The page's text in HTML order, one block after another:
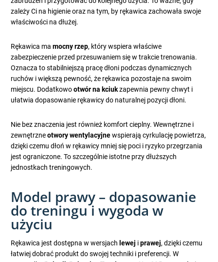
zależy Ci na higienie oraz na tym, by rękawica zachowała swoje
właściwości na dłużej.
Rękawica mamocny rzep, który wspiera właściwe
zabezpieczenie przed przesuwaniem się w trakcie trenowania.
Oznacza to stabilniejszą pracę dłoni podczas dynamicznych
ruchów i większą pewność, że rękawica pozostaje na swoim
miejscu. Dodatkowootwór na kciukzapewnia pewny chwyt i
ułatwia dopasowanie rękawicy do naturalnej pozycji dłoni.
Nie bez znaczenia jest również komfort cieplny. Wewnętrzne i
zewnętrzneotwory wentylacyjnewspierają cyrkulację powietrza,
dzięki czemu dłoń w rękawicy mniej się poci i ryzyko przegrzania
jest ograniczone. To szczególnie istotne przy dłuższych
jednostkach treningowych.
Model prawy – dopasowanie
do treningu i wygoda w
użyciu
Rękawica jest dostępna w wersjach lewej iprawej, dzięki czemu
łatwiej dobrać produkt do swojej techniki i preferencji. W